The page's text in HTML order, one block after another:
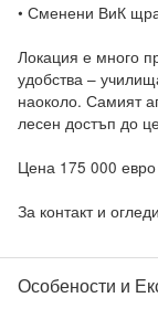
• Сменени ВиК
Локация е много
удобства –
наоколо. Самият
лесен достъп до
Цена 175 000 евро
За контакт и
Особености и